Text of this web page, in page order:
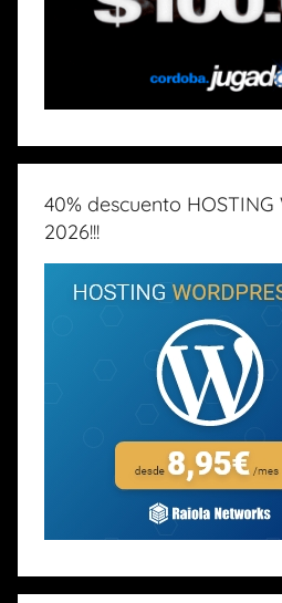
40% descuento HOSTING
2026!!!